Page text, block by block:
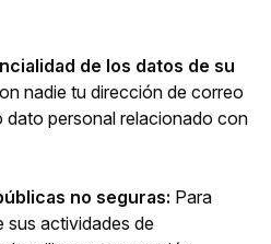
de los datos de su
nadie tu dirección de correo
personal relacionado con
no seguras: Para
sus actividades de